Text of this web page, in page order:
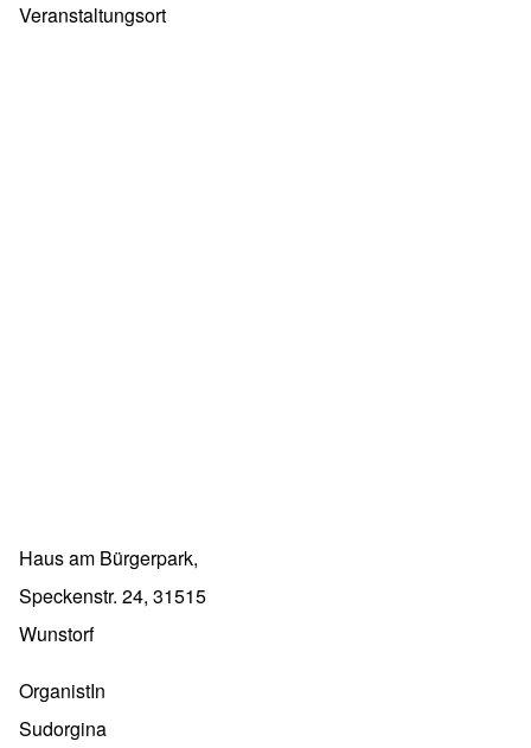
Veranstaltungsort
Haus am Bürgerpark,
Speckenstr. 24, 31515
Wunstorf
OrganistIn
Sudorgina